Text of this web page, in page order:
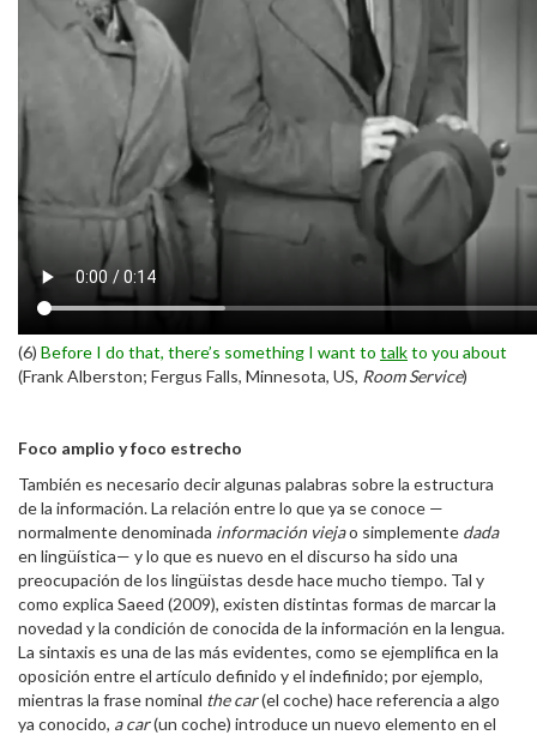
(6) Before I do that, there’s something I want to talkto you about
(Frank Alberston; Fergus Falls, Minnesota, US, Room Service)
Foco amplio y foco estrecho
También es necesario decir algunas palabras sobre la estructura
de la información. La relación entre lo que ya se conoce —
normalmente denominada información viejao simplemente dada
en lingüística— y lo que es nuevo en el discurso ha sido una
preocupación de los lingüistas desde hace mucho tiempo. Tal y
como explica Saeed (2009), existen distintas formas de marcar la
novedad y la condición de conocida de la información en la lengua.
La sintaxis es una de las más evidentes, como se ejemplifica en la
oposición entre el artículo definido y el indefinido; por ejemplo,
mientras la frase nominal the car(el coche) hace referencia a algo
ya conocido, a car(un coche) introduce un nuevo elemento en el